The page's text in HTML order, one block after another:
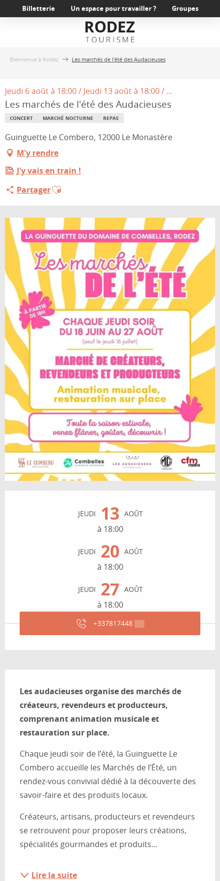
au
Billetterie Un espace pour travailler ? Groupes
Bienvenue à Rodez Les marchés de l'été des Audacieuses
Jeudi 6 août à 18:00 / Jeudi 13 août à 18:00 / ...
Les marchés de l'été des Audacieuses
CONCERT MARCHÉ NOCTURNE REPAS
Guinguette Le Combero, 12000 Le Monastère
M'y rendre
J'y vais en train !
PartagerAjouter aux favoris
JEUDI 13 AOÛT
à 18:00
JEUDI 20 AOÛT
à 18:00
JEUDI 27 AOÛT
à 18:00
+337817448 ▒▒
Les audacieuses organise des marchés de
créateurs, revendeurs et producteurs,
comprenant animation musicale et
restauration sur place.
Chaque jeudi soir de l’été, la Guinguette Le
Combero accueille les Marchés de l’Été, un
rendez-vous convivial dédié à la découverte des
savoir-faire et des produits locaux.
Créateurs, artisans, producteurs et revendeurs
se retrouvent pour proposer leurs créations,
spécialités gourmandes et produits...
Lire la suite